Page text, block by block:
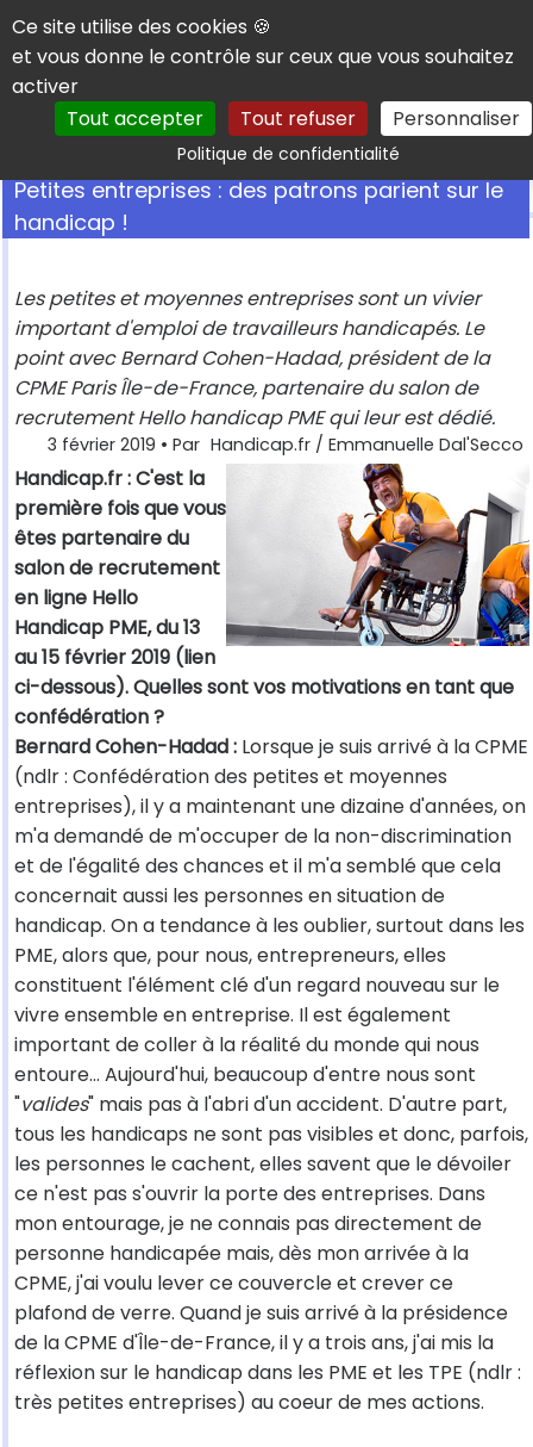
Panneau de gestion des cookies
Ce site utilise des cookies 🍪
et vous donne le contrôle sur ceux que vous souhaitez
activer
Tout accepter
Tout refuser Personnaliser
Politique de confidentialitéRechercher
Petites entreprises : des patrons parient sur le
handicap !
Les petites et moyennes entreprises sont un vivier
important d'emploi de travailleurs handicapés. Le
point avec Bernard Cohen-Hadad, président de la
CPME Paris Île-de-France, partenaire du salon de
recrutement Hello handicap PME qui leur est dédié.
3 février 2019 • Par Handicap.fr / Emmanuelle Dal'Secco
Handicap.fr : C'est la
première fois que vous
êtes partenaire du
salon de recrutement
en ligne Hello
Handicap PME, du 13
au 15 février 2019 (lien
ci-dessous). Quelles sont vos motivations en tant que
confédération ?
Bernard Cohen-Hadad : Lorsque je suis arrivé à la CPME
(ndlr : Confédération des petites et moyennes
entreprises), il y a maintenant une dizaine d'années, on
m'a demandé de m'occuper de la non-discrimination
et de l'égalité des chances et il m'a semblé que cela
concernait aussi les personnes en situation de
handicap. On a tendance à les oublier, surtout dans les
PME, alors que, pour nous, entrepreneurs, elles
constituent l'élément clé d'un regard nouveau sur le
vivre ensemble en entreprise. Il est également
important de coller à la réalité du monde qui nous
entoure... Aujourd'hui, beaucoup d'entre nous sont
"valides" mais pas à l'abri d'un accident. D'autre part,
tous les handicaps ne sont pas visibles et donc, parfois,
les personnes le cachent, elles savent que le dévoiler
ce n'est pas s'ouvrir la porte des entreprises. Dans
mon entourage, je ne connais pas directement de
personne handicapée mais, dès mon arrivée à la
CPME, j'ai voulu lever ce couvercle et crever ce
plafond de verre. Quand je suis arrivé à la présidence
de la CPME d'Île-de-France, il y a trois ans, j'ai mis la
réflexion sur le handicap dans les PME et les TPE (ndlr :
très petites entreprises) au coeur de mes actions.